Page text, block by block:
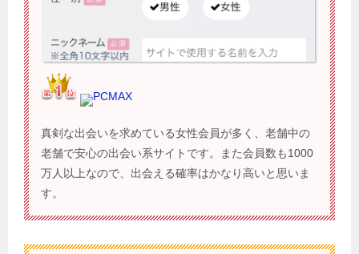
PCMAX
真剣な出会いを求めている女性会員が多く、老舗中の
老舗で安心の出会い系サイトです。また会員数も1000
万人以上なので、出会える確率はかなり高いと思いま
す。